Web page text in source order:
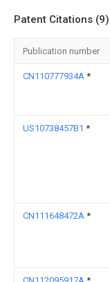
Patent Citations (9)
Publication number
CN110777934A *
US10738457B1 *
CN111648472A *